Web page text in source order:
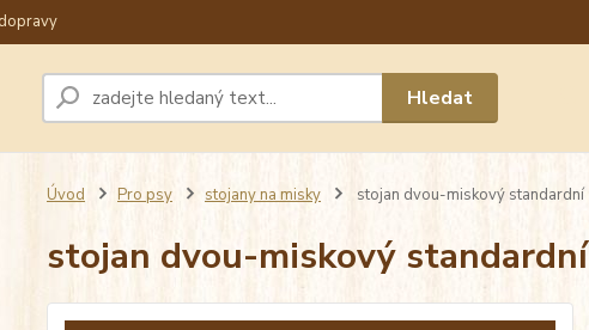
Hledat
Úvod Pro psy stojany na misky stojan dvou-miskový standardní
stojan dvou-miskový standardní